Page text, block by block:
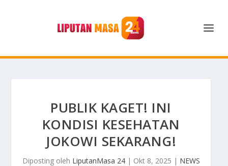
PUBLIK KAGET! INI
KONDISI KESEHATAN
JOKOWI SEKARANG!
Diposting oleh LiputanMasa 24| Okt 8, 2025 | NEWS